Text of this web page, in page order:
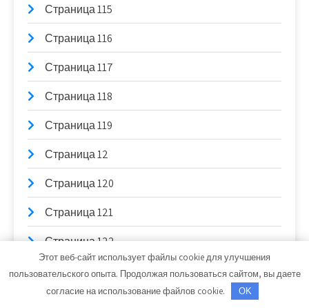
Страница 115
Страница 116
Страница 117
Страница 118
Страница 119
Страница 12
Страница 120
Страница 121
Страница 122
Страница 123
Этот веб-сайт использует файлы cookie для улучшения
пользовательского опыта. Продолжая пользоваться сайтом, вы даете
согласие на использование файлов cookie.
OK